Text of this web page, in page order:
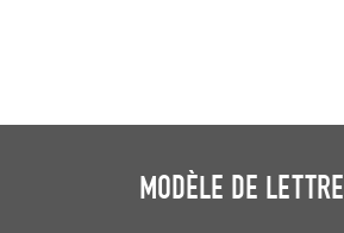
MODÈLE DE LETTRE